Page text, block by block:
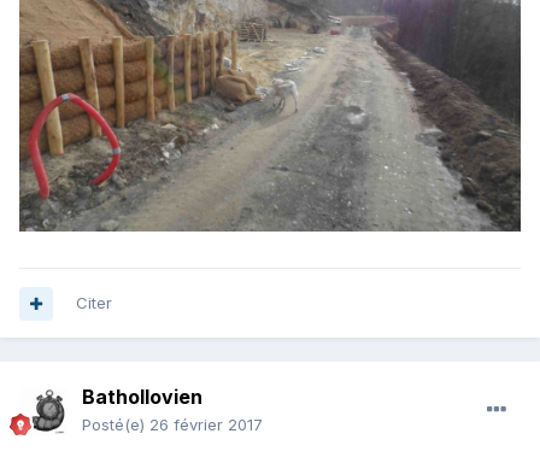
Citer
Bathollovien
Posté(e) 26 février 2017